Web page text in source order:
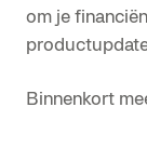
om je
Binnenkort